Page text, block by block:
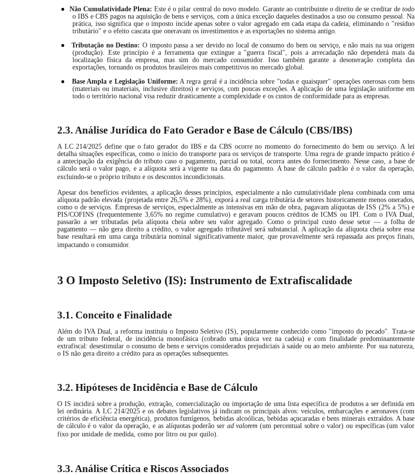
● Não Cumulatividade Plena: Este é o pilar central do novo modelo. Garante ao contribuinte o direito de se creditar detodo
o IBS e CBS pagos na aquisição de bens e serviços, com a única exceção daqueles destinados a uso ou consumo pessoal. Na
prática, isso significa que o imposto incide apenas sobre o valor agregado em cada etapa da cadeia, eliminando o "resíduo
tributário" e o efeito cascata que oneravam os investimentos e as exportações no sistema antigo.
● Tributação no Destino: O imposto passa a ser devido no local de consumo do bem ou serviço, e não mais na sua origem
(produção). Este princípio é a ferramenta que extingue a "guerra fiscal", pois a arrecadação não dependerá mais da
localização física da empresa, mas sim do mercado consumidor. Isso também garante a desoneração completa das
exportações, tornando os produtos brasileiros mais competitivos no mercado global.
● Base Ampla e Legislação Uniforme: A regra geral é a incidência sobre "todas e quaisquer" operações onerosas com bens
(materiais ou imateriais, inclusive direitos) e serviços, com poucas exceções. A aplicação de uma legislação uniforme em
todo o território nacional visa reduzir drasticamente a complexidade e os custos de conformidade para as empresas.
2.3. Análise Jurídica do Fato Gerador e Base de Cálculo (CBS/IBS)
A LC 214/2025 define que o fato gerador do IBS e da CBS ocorre no momento do fornecimento do bem ou serviço. A lei
detalha situações específicas, como o início do transporte para os serviços de transporte. Uma regra de grande impacto prático é
a antecipação da exigência do tributo caso o pagamento, parcial ou total, ocorra antes do fornecimento. Nesse caso, a base de
cálculo será o valor pago, e a alíquota será a vigente na data do pagamento. A base de cálculo padrão é o valor da operação,
excluindo-se o próprio tributo e os descontos incondicionais.
Apesar dos benefícios evidentes, a aplicação desses princípios, especialmente a não cumulatividade plena combinada com uma
alíquota padrão elevada (projetada entre 26,5% e 28%), exporá a real carga tributária de setores historicamente menos onerados,
como o de serviços. Empresas de serviços, especialmente as intensivas em mão de obra, pagavam alíquotas de ISS (2% a 5%) e
PIS/COFINS (frequentemente 3,65% no regime cumulativo) e geravam poucos créditos de ICMS ou IPI. Com o IVA Dual,
passarão a ser tributadas pela alíquota cheia sobre seu valor agregado. Como o principal custo desse setor — a folha de
pagamento — não gera direito a crédito, o valor agregado tributável será substancial. A aplicação da alíquota cheia sobre essa
base resultará em uma carga tributária nominal significativamente maior, que provavelmente será repassada aos preços finais,
impactando o consumidor.
3 O Imposto Seletivo (IS): Instrumento de Extrafiscalidade
3.1. Conceito e Finalidade
Além do IVA Dual, a reforma instituiu o Imposto Seletivo (IS), popularmente conhecido como "imposto do pecado". Trata-se
de um tributo federal, de incidência monofásica (cobrado uma única vez na cadeia) e com finalidade predominantemente
extrafiscal: desestimular o consumo de bens e serviços considerados prejudiciais à saúde ou ao meio ambiente. Por sua natureza,
o IS não gera direito a crédito para as operações subsequentes.
3.2. Hipóteses de Incidência e Base de Cálculo
O IS incidirá sobre a produção, extração, comercialização ou importação de uma lista específica de produtos a ser definida em
lei ordinária. A LC 214/2025 e os debates legislativos já indicam os principais alvos: veículos, embarcações e aeronaves (com
critérios de eficiência energética), produtos fumígenos, bebidas alcoólicas, bebidas açucaradas e bens minerais extraídos. A base
de cálculo é o valor da operação, e as alíquotas poderão ser ad valorem (um percentual sobre o valor) ou específicas (um valor
fixo por unidade de medida, como por litro ou por quilo).
3.3. Análise Crítica e Riscos Associados